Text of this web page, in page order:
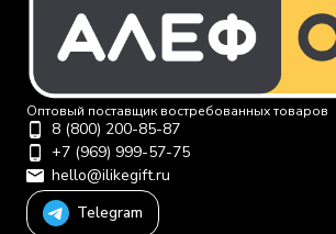
Оптовый поставщик востребованных товаров
8 (800) 200-85-87
+7 (969) 999-57-75
hello@ilikegift.ru
Telegram